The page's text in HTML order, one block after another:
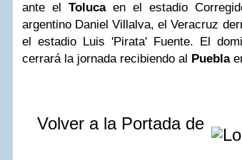
ante el Tolucaen el estadio
argentino Daniel Villalva, el Veracruz
el estadio Luis 'Pirata' Fuente. El
cerrará la jornada recibiendo al Puebla
Volver a la Portada de